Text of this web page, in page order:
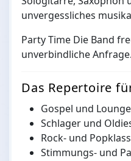
unvergessliches
Party Time Die Band
unverbindliche Anfrage.
Das Repertoire
Gospel und
Schlager und
Rock- und
Stimmungs- und